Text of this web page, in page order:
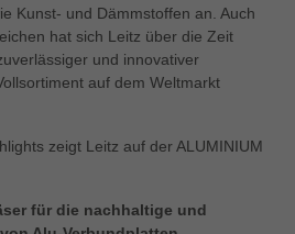
เทศไทย
Kunst- und Dämmstoffen an. Auch
hat sich Leitz über die Zeit
und innovativer
auf dem Weltmarkt
zeigt Leitz auf der ALUMINIUM
für die nachhaltige und